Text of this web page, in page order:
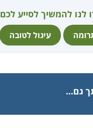
לנו להמשיך לסייע לכם
עיגול לטובה
גם...